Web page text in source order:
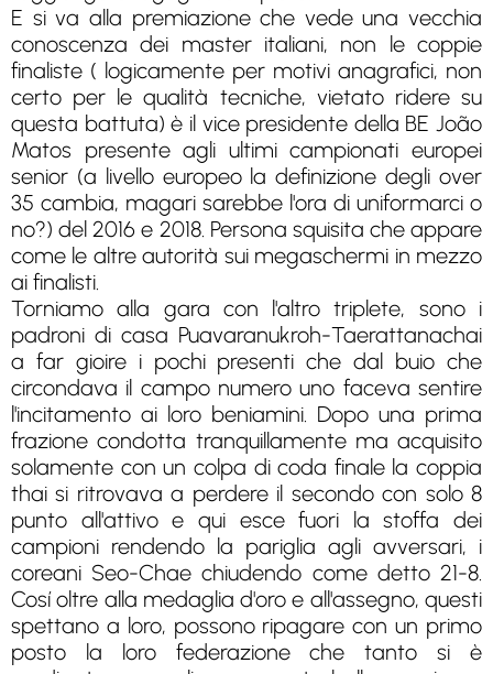
E si va alla premiazione che vede una vecchia
conoscenza dei master italiani, non le coppie
finaliste ( logicamente per motivi anagrafici, non
certo per le qualità tecniche, vietato ridere su
questa battuta) è il vice presidente della BE João
Matos presente agli ultimi campionati europei
senior (a livello europeo la definizione degli over
35 cambia, magari sarebbe l'ora di uniformarci o
no?) del 2016 e 2018. Persona squisita che appare
come le altre autorità sui megaschermi in mezzo
ai finalisti.
Torniamo alla gara con l'altro triplete, sono i
padroni di casa Puavaranukroh-Taerattanachai
a far gioire i pochi presenti che dal buio che
circondava il campo numero uno faceva sentire
l'incitamento ai loro beniamini. Dopo una prima
frazione condotta tranquillamente ma acquisito
solamente con un colpa di coda finale la coppia
thai si ritrovava a perdere il secondo con solo 8
punto all'attivo e qui esce fuori la stoffa dei
campioni rendendo la pariglia agli avversari, i
coreani Seo-Chae chiudendo come detto 21-8.
Cosí oltre alla medaglia d'oro e all'assegno, questi
spettano a loro, possono ripagare con un primo
posto la loro federazione che tanto si è